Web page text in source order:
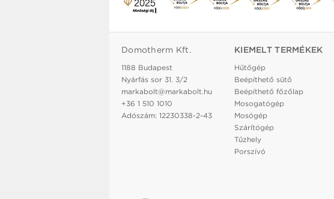
Domotherm Kft.
1188 Budapest
Nyárfás sor 31. 3/2
markabolt@markabolt.hu
+36 1 510 1010
Adószám: 12230338-2-43
KIEMELT TERMÉKEK
Hűtőgép
Beépíthető sütő
Beépíthető főzőlap
Mosogatógép
Mosógép
Szárítógép
Tűzhely
Porszívó